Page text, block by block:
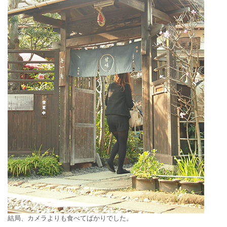
結局、カメラよりも食べてばかりでした。